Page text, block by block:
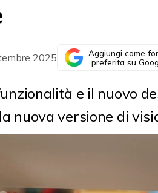
2025
Aggiungi come
preferita su
e il nuovo
nuova versione di